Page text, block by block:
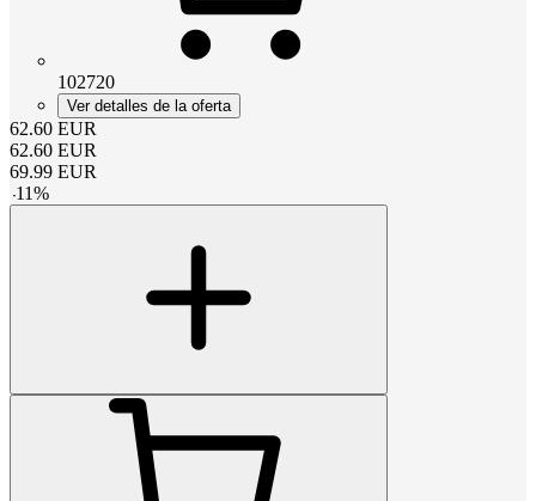
102720
Ver detalles de la oferta
62.60 EUR
62.60 EUR
69.99 EUR
-11%